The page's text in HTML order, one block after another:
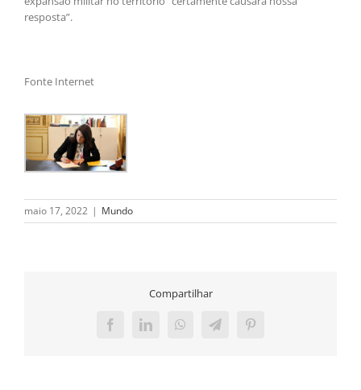
resposta”.
Fonte Internet
maio 17, 2022 | Mundo
Compartilhar
FacebookLinkedInWhatsAppTelegramPinterest